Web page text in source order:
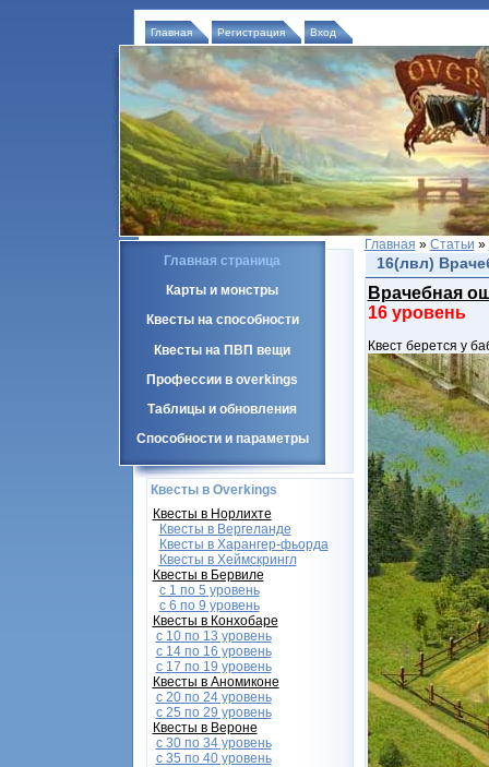
Главная Регистрация Вход
Главная страница
Карты и монстры
Квесты на способности
Квесты на ПВП вещи
Профессии в overkings
Таблицы и обновления
Способности и параметры
Квесты в Overkings
Квесты в Норлихте
Квесты в Вергеланде
Квесты в Харангер-фьорда
Квесты в Хеймскрингл
Квесты в Бервиле
с 1 по 5 уровень
с 6 по 9 уровень
Квесты в Конхобаре
c 10 по 13 уровень
с 14 по 16 уровень
с 17 по 19 уровень
Квесты в Аномиконе
с 20 по 24 уровень
с 25 по 29 уровень
Квесты в Вероне
с 30 по 34 уровень
с 35 по 40 уровень
Главная » Статьи »
16(лвл)
Врачебная
16 уровень
Квест берется у